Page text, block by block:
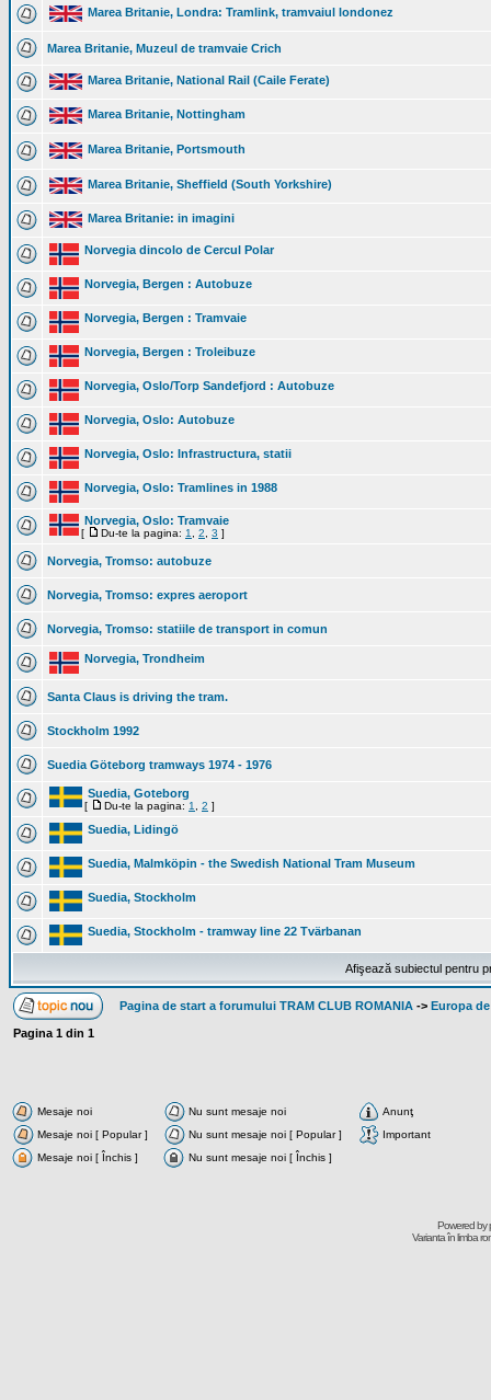
Marea Britanie, Londra: Tramlink, tramvaiul londonez
Marea Britanie, Muzeul de tramvaie Crich
Marea Britanie, National Rail (Caile Ferate)
Marea Britanie, Nottingham
Marea Britanie, Portsmouth
Marea Britanie, Sheffield (South Yorkshire)
Marea Britanie: in imagini
Norvegia dincolo de Cercul Polar
Norvegia, Bergen : Autobuze
Norvegia, Bergen : Tramvaie
Norvegia, Bergen : Troleibuze
Norvegia, Oslo/Torp Sandefjord : Autobuze
Norvegia, Oslo: Autobuze
Norvegia, Oslo: Infrastructura, statii
Norvegia, Oslo: Tramlines in 1988
Norvegia, Oslo: Tramvaie
[ Du-te la pagina: 1 2 3 ]
Norvegia, Tromso: autobuze
Norvegia, Tromso: expres aeroport
Norvegia, Tromso: statiile de transport in comun
Norvegia, Trondheim
Santa Claus is driving the tram.
Stockholm 1992
Suedia Göteborg tramways 1974 - 1976
Suedia, Goteborg
[ Du-te la pagina: 1 2 ]
Suedia, Lidingö
Suedia, Malmköpin - the Swedish National Tram Museum
Suedia, Stockholm
Suedia, Stockholm - tramway line 22 Tvärbanan
Afişează subiectul pentru
Pagina de start a forumului TRAM CLUB ROMANIA -> Europa
Pagina 1 din 1
Mesaje noi Nu sunt mesaje noi
Anunţ
Mesaje noi [ Popular ]
Nu sunt mesaje noi [ Popular ]
Important
Mesaje noi [ Închis ]
Nu sunt mesaje noi [ Închis ]
Powered by
Varianta în limba